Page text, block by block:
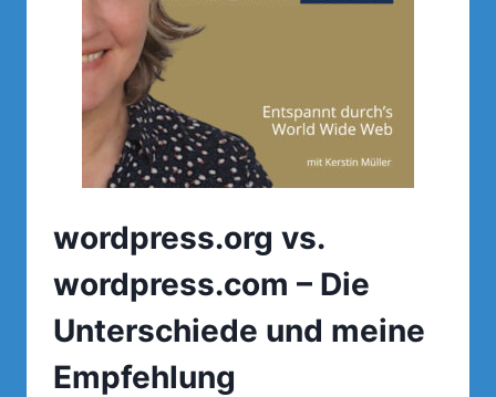
GOOGLE
GEFUNDEN
ZU
WERDEN?
wordpress.org vs.
wordpress.com – Die
Unterschiede und meine
Empfehlung